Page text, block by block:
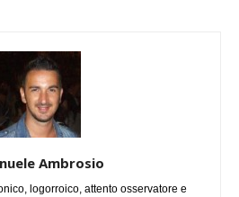
Ambrosio
logorroico, attento osservatore e